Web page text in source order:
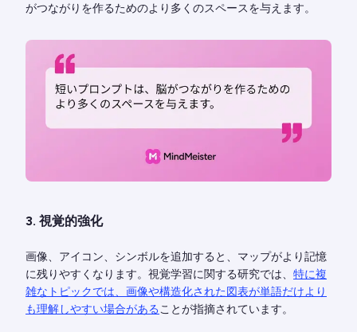
がつながりを作るためのより多くのスペースを与えます。
3. 視覚的強化
画像、アイコン、シンボルを追加すると、マップがより記憶
に残りやすくなります。視覚学習に関する研究では、 特に複
雑なトピックでは、画像や構造化された図表が単語だけより
も理解しやすい場合があることが指摘されています。